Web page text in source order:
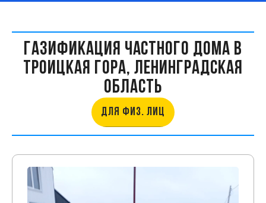
ГАЗИФИКАЦИЯ ЧАСТНОГО ДОМА В
ТРОИЦКАЯ ГОРА, ЛЕНИНГРАДСКАЯ
ОБЛАСТЬ
ДЛЯ ФИЗ. ЛИЦ